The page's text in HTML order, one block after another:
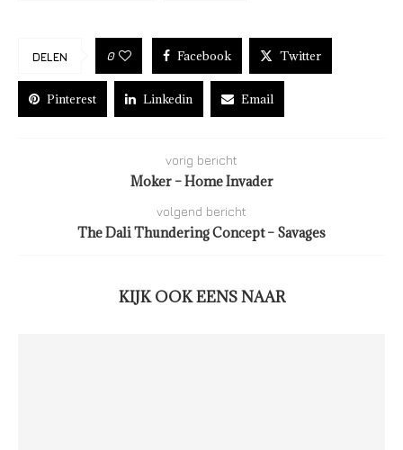
DELEN 0 Facebook Twitter
Pinterest Linkedin Email
vorig bericht
Moker – Home Invader
volgend bericht
The Dali Thundering Concept – Savages
KIJK OOK EENS NAAR